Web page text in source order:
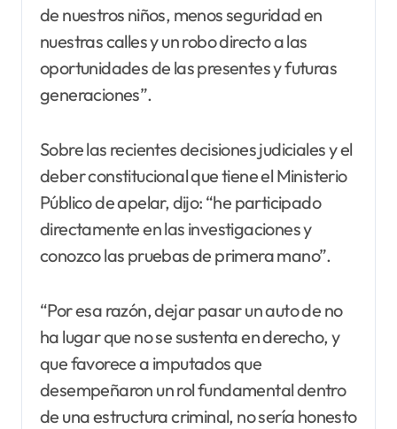
de nuestros niños, menos seguridad en
nuestras calles y un robo directo a las
oportunidades de las presentes y futuras
generaciones”.
Sobre las recientes decisiones judiciales y el
deber constitucional que tiene el Ministerio
Público de apelar, dijo: “he participado
directamente en las investigaciones y
conozco las pruebas de primera mano”.
“Por esa razón, dejar pasar un auto de no
ha lugar que no se sustenta en derecho, y
que favorece a imputados que
desempeñaron un rol fundamental dentro
de una estructura criminal, no sería honesto